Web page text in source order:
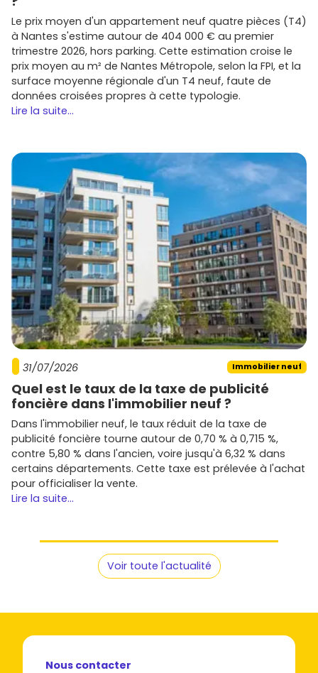
Le prix moyen d'un appartement neuf quatre pièces (T4)
à Nantes s'estime autour de 404 000 € au premier
trimestre 2026, hors parking. Cette estimation croise le
prix moyen au m² de Nantes Métropole, selon la FPI, et la
surface moyenne régionale d'un T4 neuf, faute de
données croisées propres à cette typologie.
Lire la suite...
31/07/2026 Immobilier neuf
Quel est le taux de la taxe de publicité
foncière dans l'immobilier neuf ?
Dans l'immobilier neuf, le taux réduit de la taxe de
publicité foncière tourne autour de 0,70 % à 0,715 %,
contre 5,80 % dans l'ancien, voire jusqu'à 6,32 % dans
certains départements. Cette taxe est prélevée à l'achat
pour officialiser la vente.
Lire la suite...
Voir toute l'actualité
Nous contacter